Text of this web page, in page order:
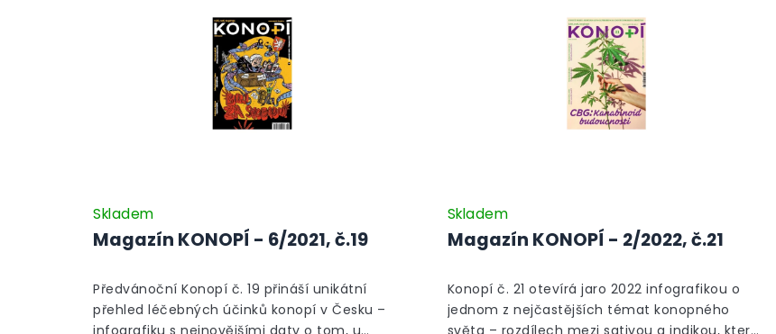
Magazín KONOPÍ - 6/2021, č.19
Skladem
Předvánoční Konopí č. 19 přináší unikátní
přehled léčebných účinků konopí v Česku –
infografiku s nejnovějšími daty o tom, u
Magazín KONOPÍ - 2/2022, č.21
Skladem
Konopí č. 21 otevírá jaro 2022 infografikou o
jednom z nejčastějších témat konopného
světa – rozdílech mezi sativou a indikou, které